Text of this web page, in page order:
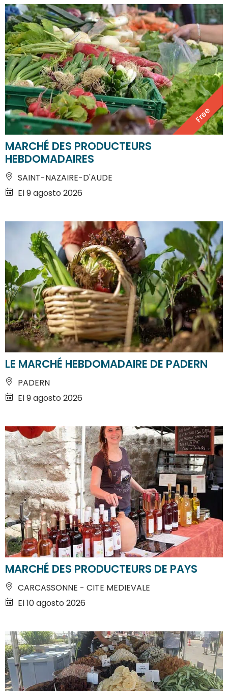
Free
MARCHÉ DES PRODUCTEURS
HEBDOMADAIRES
SAINT-NAZAIRE-D'AUDE
El 9 agosto 2026
LE MARCHÉ HEBDOMADAIRE DE PADERN
PADERN
El 9 agosto 2026
MARCHÉ DES PRODUCTEURS DE PAYS
CARCASSONNE - CITE MEDIEVALE
El 10 agosto 2026